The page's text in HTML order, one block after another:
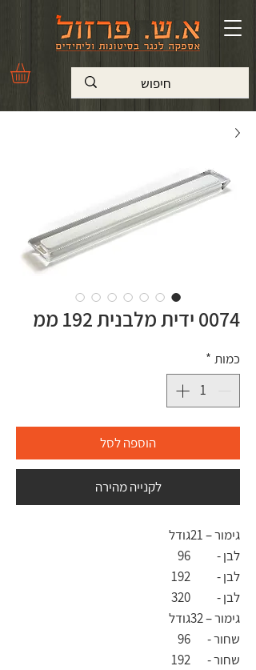
0074 ידית מלבנית 192 ממ
כמות *
הוספה לסל
לקנייה מהירה
גימור – 21
גודל
לבן -
96
לבן -
192
לבן -
320
גימור – 32
גודל
שחור -
96
שחור -
192